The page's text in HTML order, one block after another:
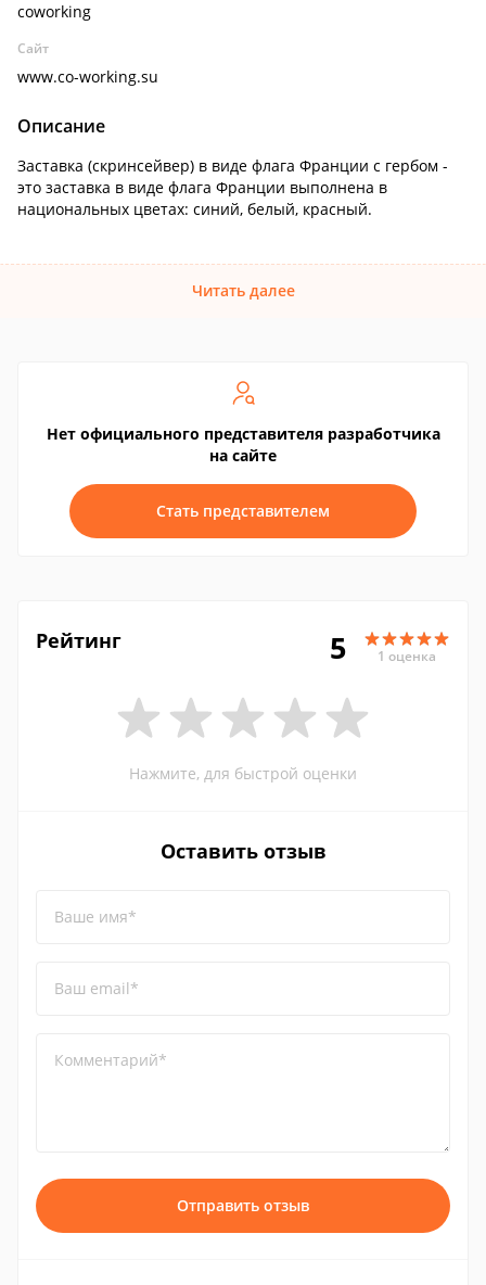
coworking
Сайт
www.co-working.su
Описание
Заставка (скринсейвер) в виде флага Франции с гербом -
это заставка в виде флага Франции выполнена в
национальных цветах: синий, белый, красный.
Читать далее
Нет официального представителя разработчика
на сайте
Стать представителем
Рейтинг 5 1 оценка
Нажмите, для быстрой оценки
Оставить отзыв
Ваше имя*
Ваш email*
Комментарий*
Отправить отзыв